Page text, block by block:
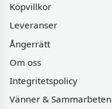
Köpvillkor
Leveranser
Ångerrätt
Om oss
Integritetspolicy
Vänner & Sammarbeten